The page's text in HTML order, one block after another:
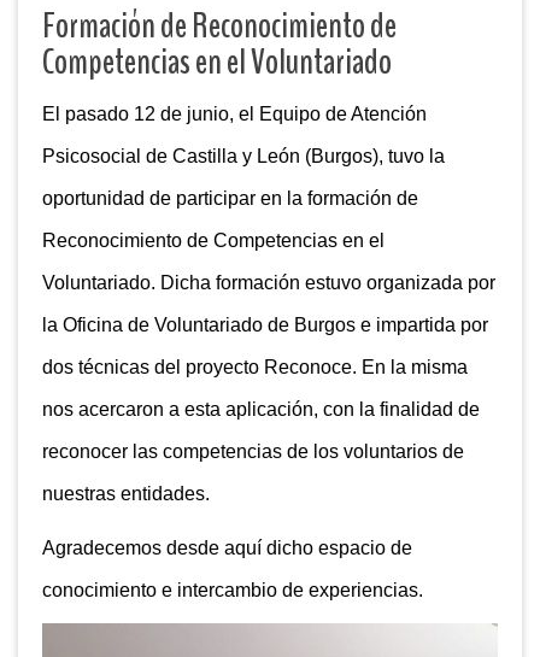
Formación de Reconocimiento de
Competencias en el Voluntariado
El pasado 12 de junio, el Equipo de Atención
Psicosocial de Castilla y León (Burgos),​ tuvo la
oportunidad de participar en la formación de
Reconocimiento de Competencias en el
Voluntariado. Dicha formación estuvo organizada por
la Oficina de Voluntariado de Burgos e impartida por
dos técnicas del proyecto Reconoce. En la misma
nos acercaron a esta aplicación, con la finalidad de
reconocer las competencias de los voluntarios de
nuestras entidades.
Agradecemos desde aquí dicho espacio de
conocimiento e intercambio de experiencias.